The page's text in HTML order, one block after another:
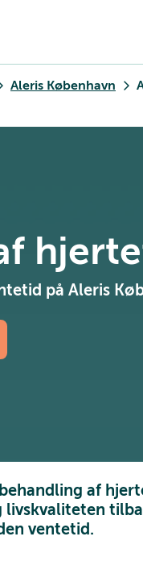
Aleris København
på Aleris
af
ventetid.